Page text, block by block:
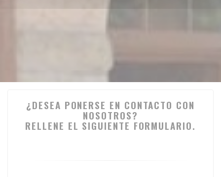
¿DESEA PONERSE EN CONTACTO CON
NOSOTROS?
RELLENE EL SIGUIENTE FORMULARIO.